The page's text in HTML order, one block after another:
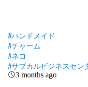
#ハンドメイド
#チャーム
#ネコ
#サブカルビジネスセン
3 months ago